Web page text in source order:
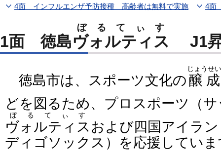
4面 インフルエンザ予防接種 高齢者は無料で実施
4面
1面 徳島ヴォルティス
ぼるてぃす
J1昇
徳島市は、スポーツ文化の醸成
じょうせい
どを図るため、プロスポーツ（
ヴォルティス
ぼるてぃす
および四国アイラ
ディゴソックス）を応援してい